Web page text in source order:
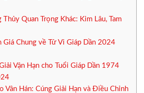
Thủy Quan Trọng Khác: Kim Lâu, Tam
Giá Chung về Tử Vi Giáp Dần 2024
Vận Hạn cho Tuổi Giáp Dần 1974
Vân Hán: Cúng Giải Hạn và Điều Chỉnh